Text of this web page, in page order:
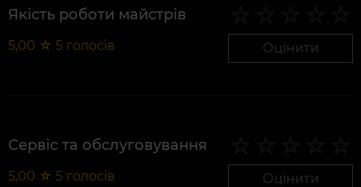
Якість роботи майстрів
5,00 ☆ 5 голосів Оцінити
Сервіс та обслуговування
5,00 ☆ 5 голосів Оцінити